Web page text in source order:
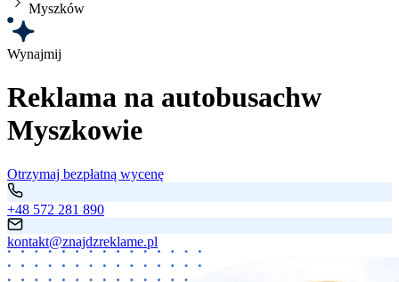
Myszków
Wynajmij
Reklama na autobusachw
Myszkowie
Otrzymaj bezpłatną wycenę
+48 572 281 890
kontakt@znajdzreklame.pl